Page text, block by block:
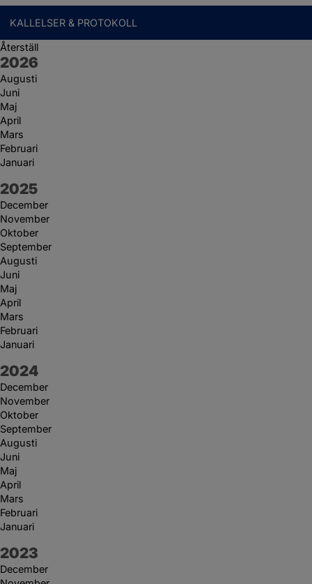
KALLELSER & PROTOKOLL
Återställ
År:
2026
Augusti
Juni
Maj
April
Mars
Februari
Januari
År:
2025
December
November
Oktober
September
Augusti
Juni
Maj
April
Mars
Februari
Januari
År:
2024
December
November
Oktober
September
Augusti
Juni
Maj
April
Mars
Februari
Januari
År:
2023
December